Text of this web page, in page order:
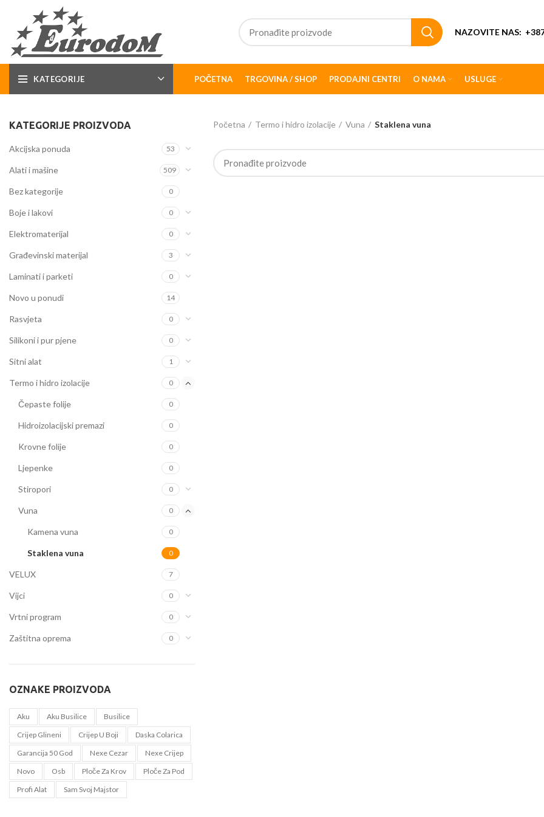
NAZOVITE NAS:
KATEGORIJE POČETNA TRGOVINA / SHOP PRODAJNI CENTRI O NAMA USLUGE
KATEGORIJE PROIZVODA
Akcijska ponuda 53
Alati i mašine 509
Bez kategorije 0
Boje i lakovi 0
Elektromaterijal 0
Građevinski materijal 3
Laminati i parketi 0
Novo u ponudi 14
Rasvjeta 0
Silikoni i pur pjene 0
Sitni alat 1
Termo i hidro izolacije 0
Čepaste folije 0
Hidroizolacijski premazi 0
Krovne folije 0
Ljepenke 0
Stiropori 0
Vuna 0
Kamena vuna 0
Staklena vuna 0
VELUX 7
Vijci 0
Vrtni program 0
Zaštitna oprema 0
OZNAKE PROIZVODA
Aku Aku Busilice
Busilice
Crijep Glineni
Crijep U Boji
Daska Colarica
Garancija 50 God
Nexe Cezar
Nexe Crijep
Novo
Osb Ploče Za Krov
Ploče Za Pod
Profi Alat
Sam Svoj Majstor
Početna Termo i hidro izolacije Vuna Staklena vuna